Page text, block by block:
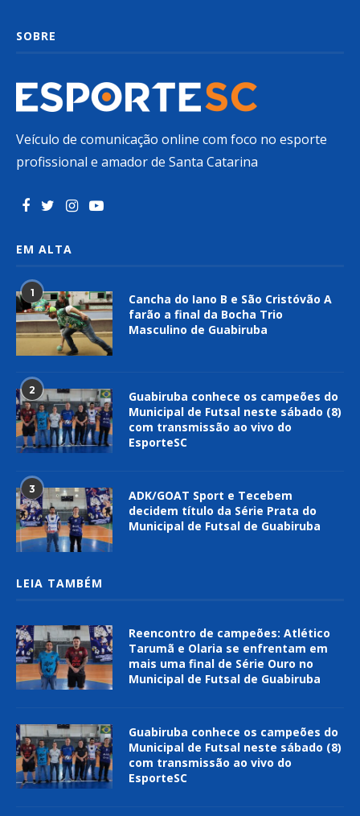
SOBRE
Veículo de comunicação online com foco no esporte
profissional e amador de Santa Catarina
EM ALTA
1
Cancha do Iano B e São Cristóvão A
farão a final da Bocha Trio
Masculino de Guabiruba
2
Guabiruba conhece os campeões do
Municipal de Futsal neste sábado (8)
com transmissão ao vivo do
EsporteSC
3
ADK/GOAT Sport e Tecebem
decidem título da Série Prata do
Municipal de Futsal de Guabiruba
LEIA TAMBÉM
Reencontro de campeões: Atlético
Tarumã e Olaria se enfrentam em
mais uma final de Série Ouro no
Municipal de Futsal de Guabiruba
Guabiruba conhece os campeões do
Municipal de Futsal neste sábado (8)
com transmissão ao vivo do
EsporteSC